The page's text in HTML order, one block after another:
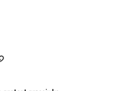
ARTYKUŁ NA FACEBOOK. STRONA
ARTYKUŁ NA TWITTER.
ARTYKUŁ NA LINKEDIN.